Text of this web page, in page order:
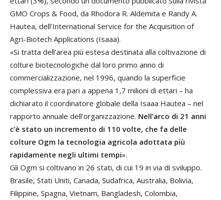
GMO Crops & Food, da Rhodora R. Aldemita e Randy A.
Hautea, dell’International Service for the Acquisition of
Agri-Biotech Applications (Isaaa).
«Si tratta dell’area più estesa destinata alla coltivazione di
colture biotecnologiche dal loro primo anno di
commercializzazione, nel 1996, quando la superficie
complessiva era pari a appena 1,7 milioni di ettari – ha
dichiarato il coordinatore globale della Isaaa Hautea – nel
rapporto annuale dell’organizzazione. Nell’arco di 21 anni
c’è stato un incremento di 110 volte, che fa delle
colture Ogm la tecnologia agricola adottata più
rapidamente negli ultimi tempi».
Gli Ogm si coltivano in 26 stati, di cui 19 in via di sviluppo.
Brasile, Stati Uniti, Canada, Sudafrica, Australia, Bolivia,
Filippine, Spagna, Vietnam, Bangladesh, Colombia,